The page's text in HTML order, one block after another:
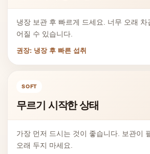
냉장 보관 후 빠르게 드세요. 너무 오래 차
어질 수 있습니다.
권장: 냉장 후 빠른 섭취
SOFT
무르기 시작한 상태
가장 먼저 드시는 것이 좋습니다. 보관이
오래 두지 마세요.